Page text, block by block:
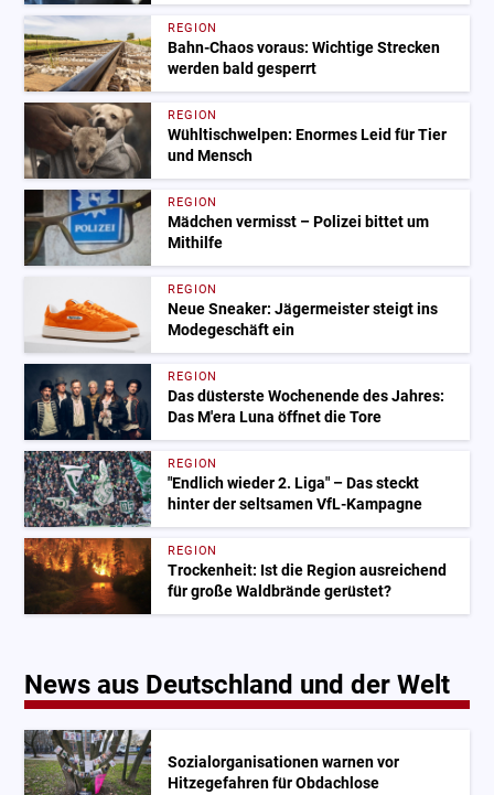
REGION
Bahn-Chaos voraus: Wichtige Strecken
werden bald gesperrt
REGION
Wühltischwelpen: Enormes Leid für Tier
und Mensch
REGION
Mädchen vermisst – Polizei bittet um
Mithilfe
REGION
Neue Sneaker: Jägermeister steigt ins
Modegeschäft ein
REGION
Das düsterste Wochenende des Jahres:
Das M'era Luna öffnet die Tore
REGION
"Endlich wieder 2. Liga" – Das steckt
hinter der seltsamen VfL-Kampagne
REGION
Trockenheit: Ist die Region ausreichend
für große Waldbrände gerüstet?
News aus Deutschland und der Welt
Sozialorganisationen warnen vor
Hitzegefahren für Obdachlose